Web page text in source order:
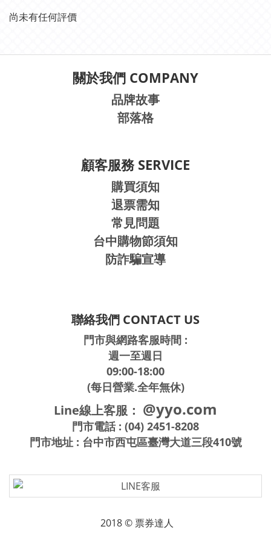
尚未有任何評價
關於我們 COMPANY
品牌故事
部落格
顧客服務 SERVICE
購買須知
退票需知
常見問題
台中購物節須知
防詐騙宣導
聯絡我們 CONTACT US
門市與網路客服時間 :
週一至週日
09:00-18:00
(每日營業.全年無休)
Line線上客服： @yyo.com
門市電話 : (04) 2451-8208
門市地址 : 台中市西屯區臺灣大道三段410號
2018 © 票券達人